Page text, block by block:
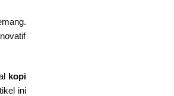
kopi
ini